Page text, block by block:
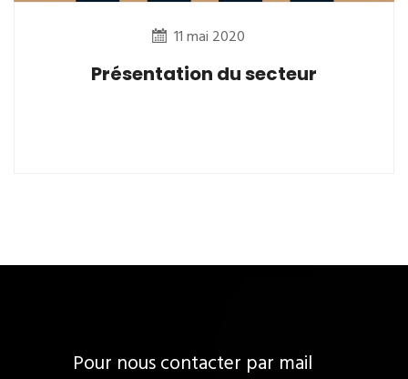
11 mai 2020
Présentation du secteur
Pour nous contacter par mail